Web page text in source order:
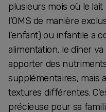
plusieurs mois où le
l’OMS de manière
l’enfant) ou infantile a
alimentation, le dîner
apporter des
supplémentaires, mais
textures différentes.
précieuse pour sa